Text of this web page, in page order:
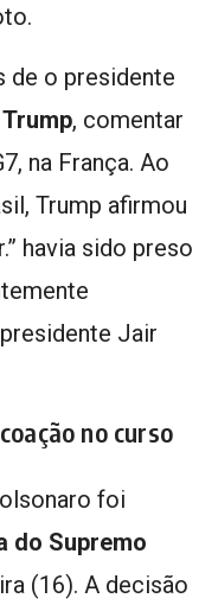
de o presidente
, comentar
na França. Ao
Trump afirmou
havia sido preso
Jair
no curso
foi
do Supremo
(16). A decisão